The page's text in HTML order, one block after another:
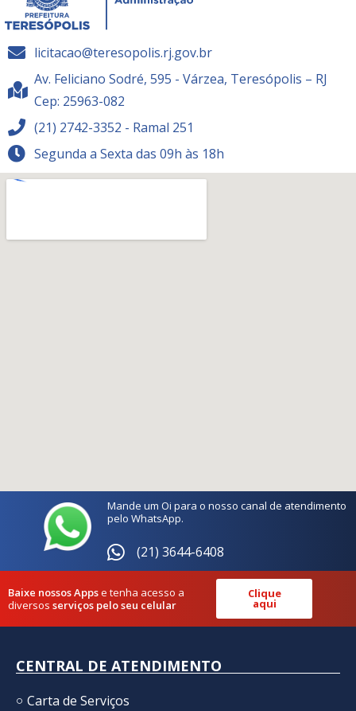
licitacao@teresopolis.rj.gov.br
Av. Feliciano Sodré, 595 - Várzea, Teresópolis – RJ
Cep: 25963-082
(21) 2742-3352 - Ramal 251
Segunda a Sexta das 09h às 18h
Mande um Oi para o nosso canal de atendimento
pelo WhatsApp.
(21) 3644-6408
Baixe nossos Appse tenha acesso a
diversos serviços pelo seu celular
Clique
aqui
CENTRAL DE ATENDIMENTO
Carta de Serviços